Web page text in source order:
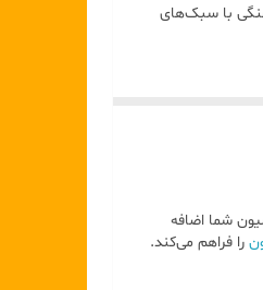
با سبک‌های
شما اضافه
را فراهم می‌کند.